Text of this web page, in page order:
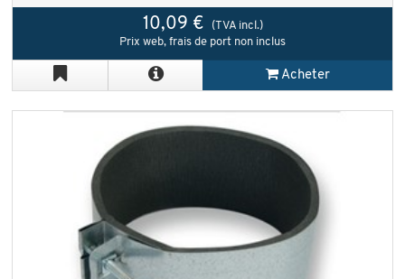
10,09 €
(TVA incl.)
Prix web, frais de port non inclus
Acheter